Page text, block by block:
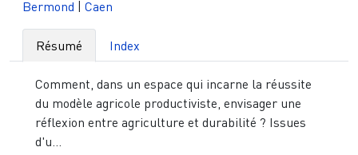
Bermond
Caen
Résumé Index
Comment, dans un espace qui incarne la réussite
du modèle agricole productiviste, envisager une
réflexion entre agriculture et durabilité ? Issues
d'u...